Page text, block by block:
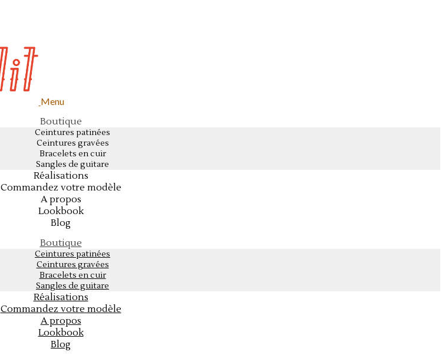
Menu
Boutique
Ceintures patinées
Ceintures gravées
Bracelets en cuir
Sangles de guitare
Réalisations
Commandez votre modèle
A propos
Lookbook
Blog
Boutique
Ceintures patinées
Ceintures gravées
Bracelets en cuir
Sangles de guitare
Réalisations
Commandez votre modèle
A propos
Lookbook
Blog